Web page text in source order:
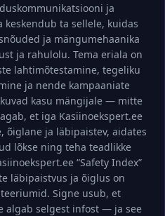
ja
ta sellele, kuidas
ja mängumehaanika
ja rahulolu. Tema eriala on
lahtimõtestamine, tegeliku
ja nende kampaaniate
kasu mängijale — mitte
et iga Kasiinoekspert.ee
õiglane ja läbipaistev, aidates
lõkse ning teha teadlikke
“Safety Index”
läbipaistvus ja õiglus on
Signe usub, et
algab selgest infost — ja see